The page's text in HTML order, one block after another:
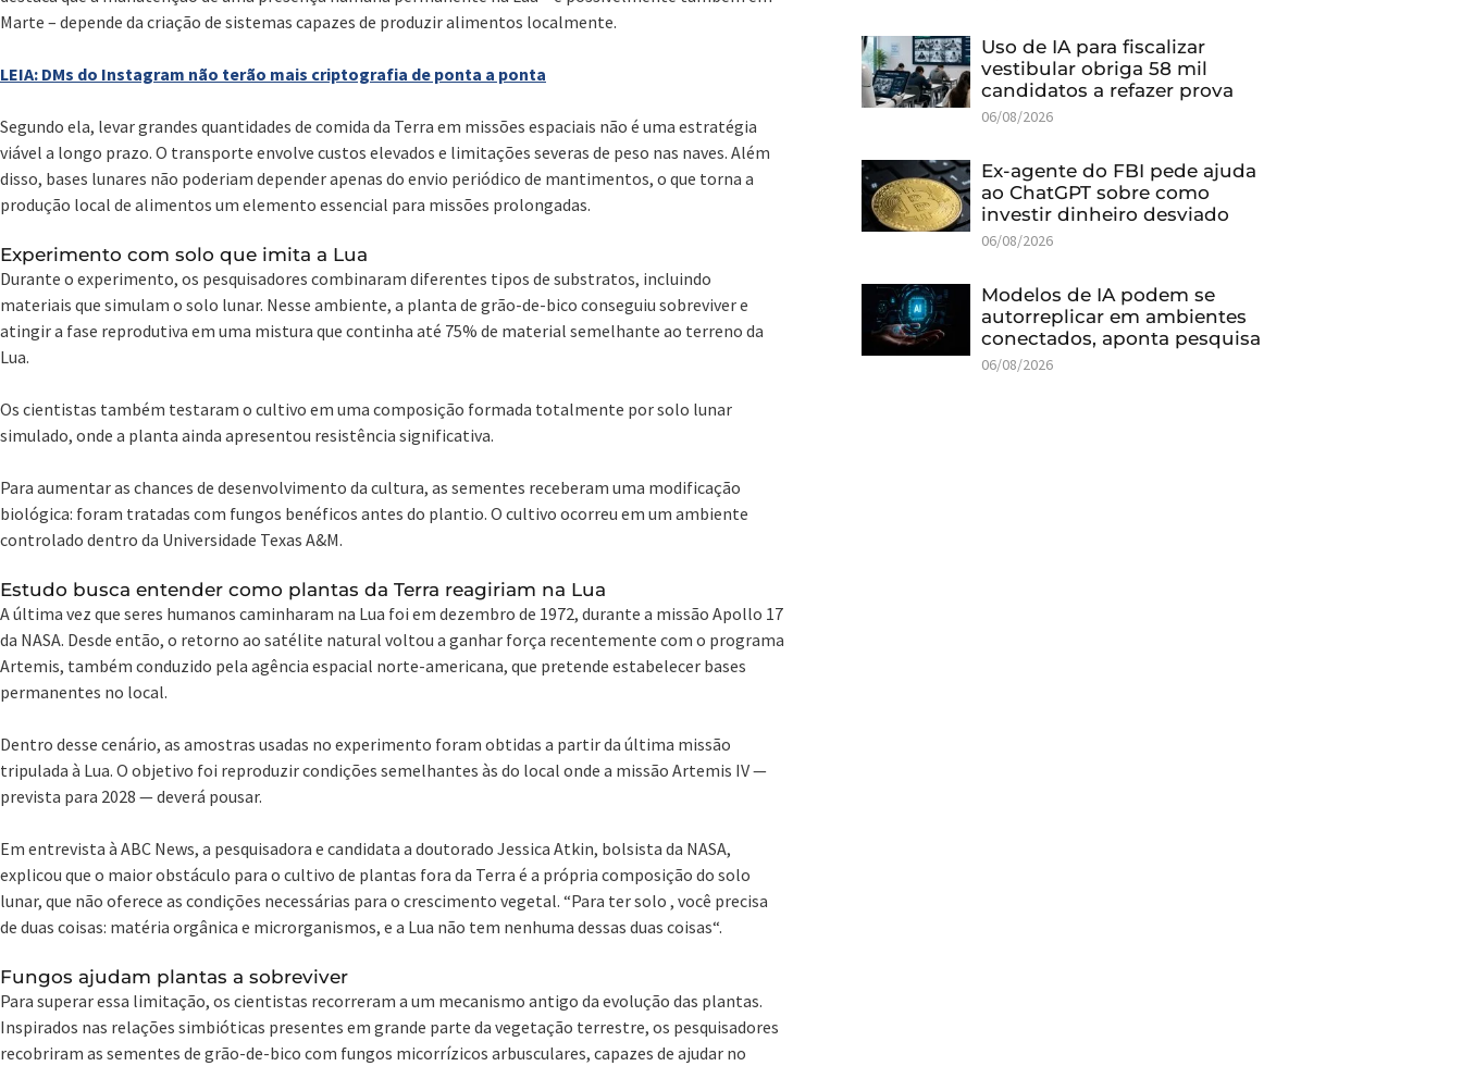
Marte – depende da criação de sistemas capazes de produzir alimentos localmente.
LEIA: DMs do Instagram não terão mais criptografia de ponta a ponta
Segundo ela, levar grandes quantidades de comida da Terra em missões espaciais não é uma estratégia
viável a longo prazo. O transporte envolve custos elevados e limitações severas de peso nas naves. Além
disso, bases lunares não poderiam depender apenas do envio periódico de mantimentos, o que torna a
produção local de alimentos um elemento essencial para missões prolongadas.
Experimento com solo que imita a Lua
Durante o experimento, os pesquisadores combinaram diferentes tipos de substratos, incluindo
materiais que simulam o solo lunar. Nesse ambiente, a planta de grão-de-bico conseguiu sobreviver e
atingir a fase reprodutiva em uma mistura que continha até 75% de material semelhante ao terreno da
Lua.
Os cientistas também testaram o cultivo em uma composição formada totalmente por solo lunar
simulado, onde a planta ainda apresentou resistência significativa.
Para aumentar as chances de desenvolvimento da cultura, as sementes receberam uma modificação
biológica: foram tratadas com fungos benéficos antes do plantio. O cultivo ocorreu em um ambiente
controlado dentro da Universidade Texas A&M.
Estudo busca entender como plantas da Terra reagiriam na Lua
A última vez que seres humanos caminharam na Lua foi em dezembro de 1972, durante a missão Apollo 17
da NASA. Desde então, o retorno ao satélite natural voltou a ganhar força recentemente com o programa
Artemis, também conduzido pela agência espacial norte-americana, que pretende estabelecer bases
permanentes no local.
Dentro desse cenário, as amostras usadas no experimento foram obtidas a partir da última missão
tripulada à Lua. O objetivo foi reproduzir condições semelhantes às do local onde a missão Artemis IV —
prevista para 2028 — deverá pousar.
Em entrevista à ABC News, a pesquisadora e candidata a doutorado Jessica Atkin, bolsista da NASA,
explicou que o maior obstáculo para o cultivo de plantas fora da Terra é a própria composição do solo
lunar, que não oferece as condições necessárias para o crescimento vegetal. “Para ter solo , você precisa
de duas coisas: matéria orgânica e microrganismos, e a Lua não tem nenhuma dessas duas coisas“.
Fungos ajudam plantas a sobreviver
Para superar essa limitação, os cientistas recorreram a um mecanismo antigo da evolução das plantas.
Inspirados nas relações simbióticas presentes em grande parte da vegetação terrestre, os pesquisadores
recobriram as sementes de grão-de-bico com fungos micorrízicos arbusculares, capazes de ajudar no
Uso de IA para fiscalizar
vestibular obriga 58 mil
candidatos a refazer prova
06/08/2026
Ex-agente do FBI pede ajuda
ao ChatGPT sobre como
investir dinheiro desviado
06/08/2026
Modelos de IA podem se
autorreplicar em ambientes
conectados, aponta pesquisa
06/08/2026